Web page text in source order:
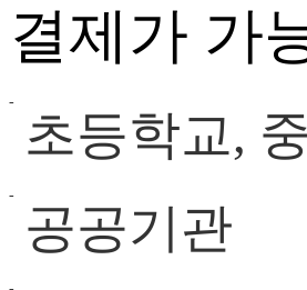
결제가 가
초등학교,
공공기관